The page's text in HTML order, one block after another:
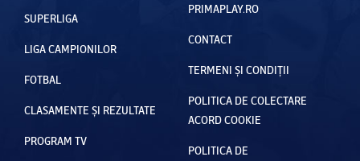
SUPERLIGA
LIGA CAMPIONILOR
FOTBAL
CLASAMENTE ȘI REZULTATE
PROGRAM TV
PRIMAPLAY.RO
CONTACT
TERMENI ȘI CONDIȚII
POLITICA DE COLECTARE
ACORD COOKIE
POLITICA DE